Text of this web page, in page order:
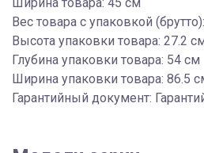
Вес товара с упаковкой
Высота упаковки товара: 27.2
Глубина упаковки товара: 54 см
Ширина упаковки товара: 86.5
Гарантийный документ: